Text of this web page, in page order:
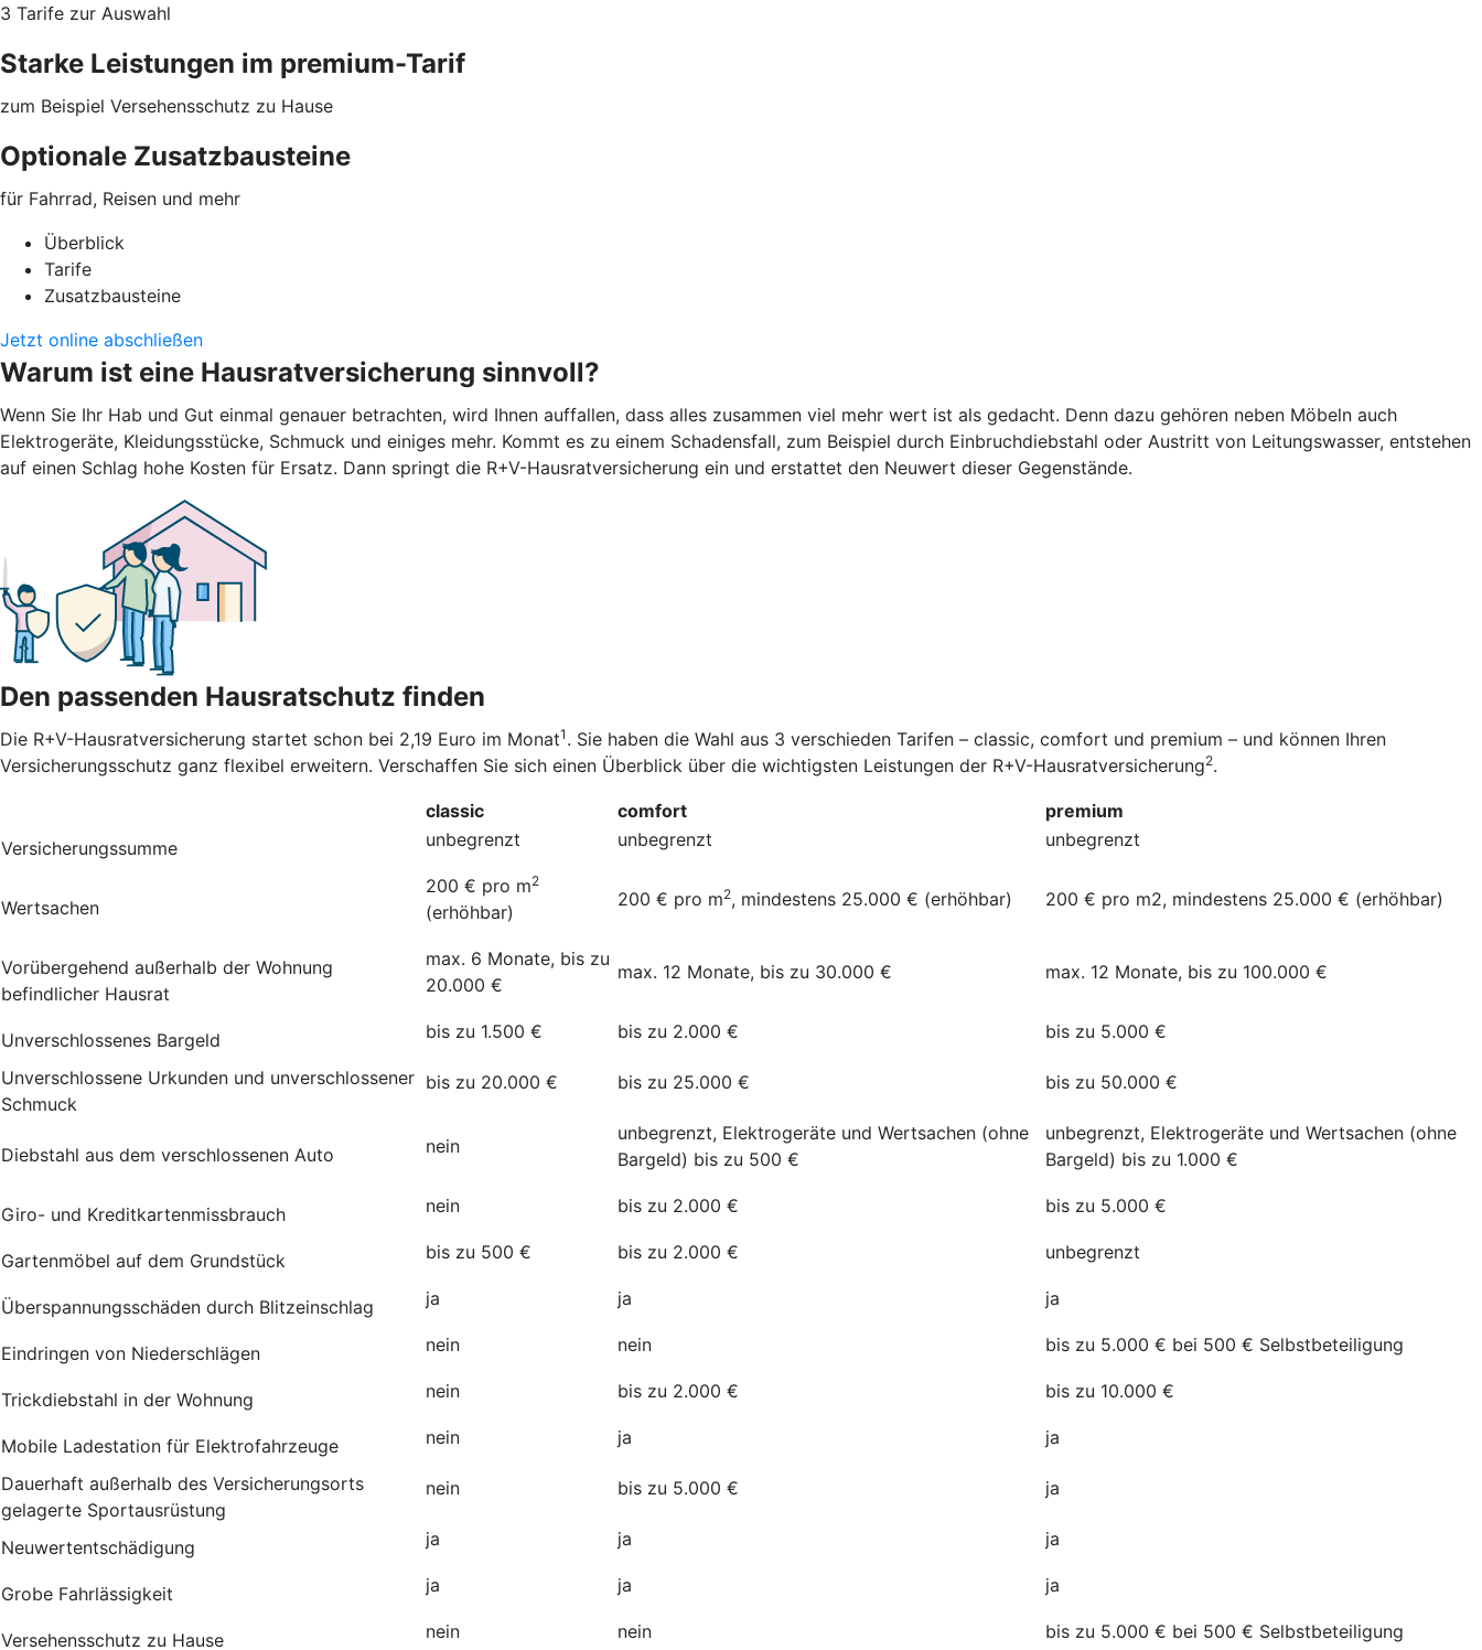
3 Tarife zur Auswahl
Starke Leistungen im premium-Tarif
zum Beispiel Versehensschutz zu Hause
Optionale Zusatzbausteine
für Fahrrad, Reisen und mehr
Überblick
Tarife
Zusatzbausteine
Jetzt online abschließen
Warum ist eine Hausratversicherung sinnvoll?
Wenn Sie Ihr Hab und Gut einmal genauer betrachten, wird Ihnen auffallen, dass alles zusammen viel mehr wert ist als gedacht. Denn dazu gehören neben Möbeln auch
Elektrogeräte, Kleidungsstücke, Schmuck und einiges mehr. Kommt es zu einem Schadensfall, zum Beispiel durch Einbruchdiebstahl oder Austritt von Leitungswasser, entstehen
auf einen Schlag hohe Kosten für Ersatz. Dann springt die R+V-Hausratversicherung ein und erstattet den Neuwert dieser Gegenstände.
Den passenden Hausratschutz finden
Die R+V-Hausratversicherung startet schon bei 2,19 Euro im Monat1 . Sie haben die Wahl aus 3 verschieden Tarifen – classic, comfort und premium – und können Ihren
Versicherungsschutz ganz flexibel erweitern. Verschaffen Sie sich einen Überblick über die wichtigsten Leistungen der R+V-Hausratversicherung2.
classic comfort
premium
Versicherungssumme
unbegrenzt unbegrenzt unbegrenzt
Wertsachen
200 € pro m2
(erhöhbar)
200 € pro m2, mindestens 25.000 € (erhöhbar) 200 € pro m2, mindestens 25.000 € (erhöhbar)
Vorübergehend außerhalb der Wohnung
befindlicher Hausrat
max. 6 Monate, bis zu
20.000 €
max. 12 Monate, bis zu 30.000 € max. 12 Monate, bis zu 100.000 €
Unverschlossenes Bargeld bis zu 1.500 € bis zu 2.000 € bis zu 5.000 €
Unverschlossene Urkunden und unverschlossener
Schmuck
bis zu 20.000 € bis zu 25.000 € bis zu 50.000 €
Diebstahl aus dem verschlossenen Auto nein
unbegrenzt, Elektrogeräte und Wertsachen (ohne
Bargeld) bis zu 500 €
unbegrenzt, Elektrogeräte und Wertsachen (ohne
Bargeld) bis zu 1.000 €
Giro- und Kreditkartenmissbrauch nein bis zu 2.000 € bis zu 5.000 €
Gartenmöbel auf dem Grundstück bis zu 500 € bis zu 2.000 € unbegrenzt
Überspannungsschäden durch Blitzeinschlag ja ja ja
Eindringen von Niederschlägen nein nein bis zu 5.000 € bei 500 € Selbstbeteiligung
Trickdiebstahl in der Wohnung nein bis zu 2.000 € bis zu 10.000 €
Mobile Ladestation für Elektrofahrzeuge nein ja ja
Dauerhaft außerhalb des Versicherungsorts
gelagerte Sportausrüstung
nein bis zu 5.000 € ja
Neuwertentschädigung ja ja ja
Grobe Fahrlässigkeit ja ja ja
Versehensschutz zu Hause nein nein bis zu 5.000 € bei 500 € Selbstbeteiligung